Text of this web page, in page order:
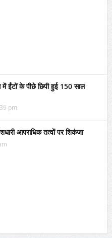
ईंटों के पीछे छिपी हुई 150 साल
pm
आपराधिक तत्वों पर शिकंजा